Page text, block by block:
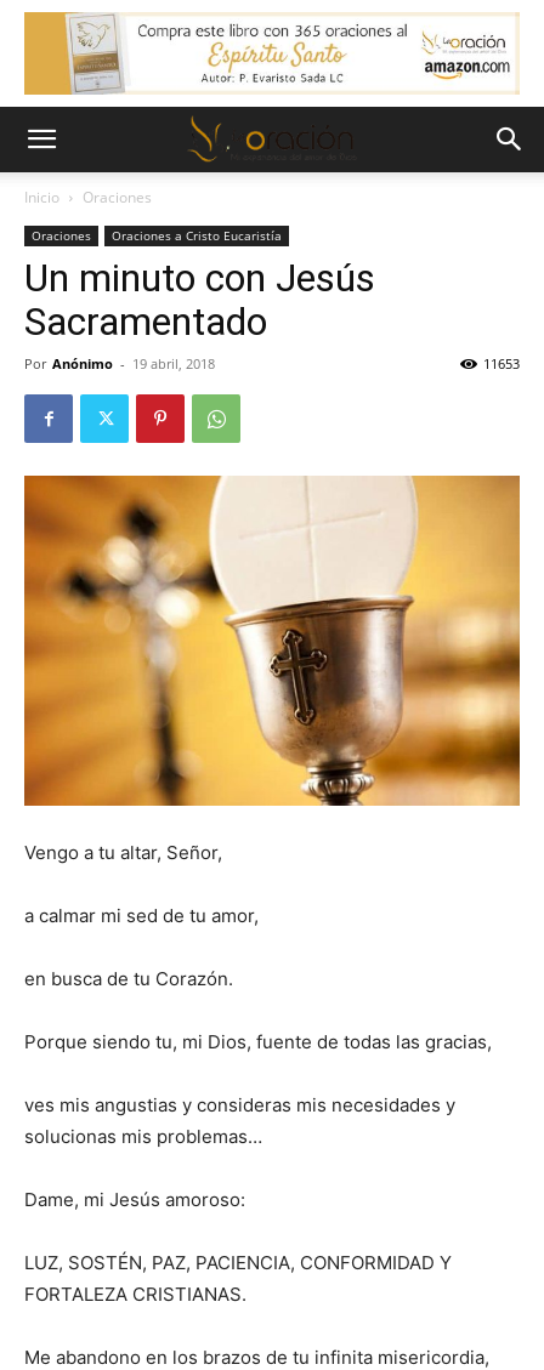
Inicio Oraciones
Oraciones Oraciones a Cristo Eucaristía
Un minuto con Jesús
Sacramentado
Por Anónimo - 19 abril, 2018 11653
Vengo a tu altar, Señor,
a calmar mi sed de tu amor,
en busca de tu Corazón.
Porque siendo tu, mi Dios, fuente de todas las gracias,
ves mis angustias y consideras mis necesidades y
solucionas mis problemas…
Dame, mi Jesús amoroso:
LUZ, SOSTÉN, PAZ, PACIENCIA, CONFORMIDAD Y
FORTALEZA CRISTIANAS.
Me abandono en los brazos de tu infinita misericordia,